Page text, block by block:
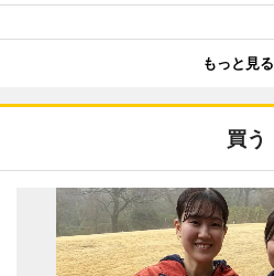
もっと見る
買う